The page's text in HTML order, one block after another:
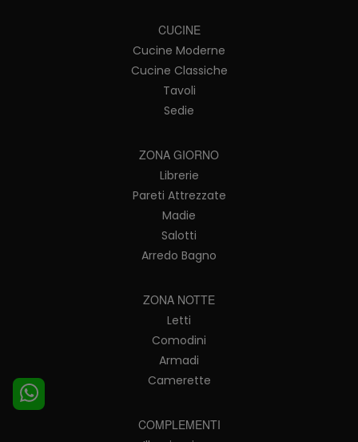
CUCINE
Cucine Moderne
Cucine Classiche
Tavoli
Sedie
ZONA GIORNO
Librerie
Pareti Attrezzate
Madie
Salotti
Arredo Bagno
ZONA NOTTE
Letti
Comodini
Armadi
Camerette
COMPLEMENTI